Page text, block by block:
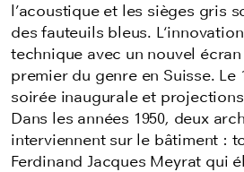
l’acoustique et les sièges gris
des fauteuils bleus.
technique avec un nouvel
premier du genre en Suisse. Le
soirée inaugurale et
Dans les années 1950, deux
interviennent sur le bâtiment :
Ferdinand Jacques Meyrat qui